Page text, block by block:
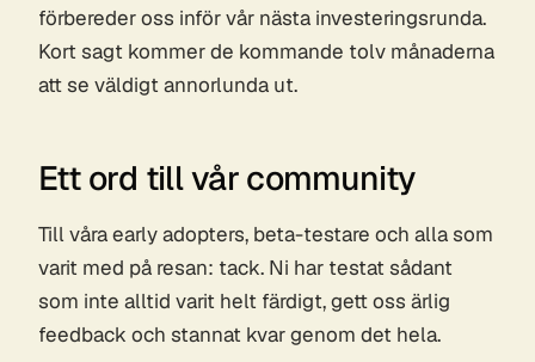
förbereder oss inför vår nästa investeringsrunda.
Kort sagt kommer de kommande tolv månaderna
att se väldigt annorlunda ut.
Ett ord till vår community
Till våra early adopters, beta-testare och alla som
varit med på resan: tack. Ni har testat sådant
som inte alltid varit helt färdigt, gett oss ärlig
feedback och stannat kvar genom det hela.